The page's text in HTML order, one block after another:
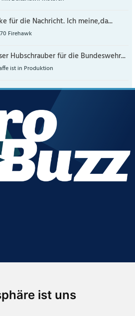
ist uns
für die Nachricht. Ich meine,da...
Firehawk
Hubschrauber für die Bundeswehr...
ist in Produktion
Newsletter